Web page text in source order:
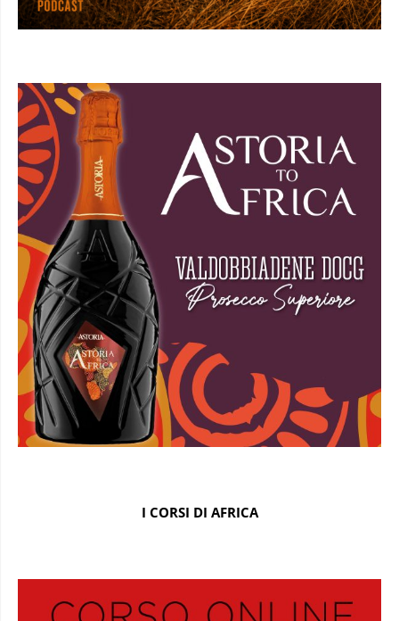
I CORSI DI AFRICA